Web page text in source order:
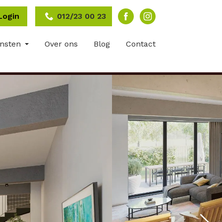
012/23 00 23
Over ons Blog Contact